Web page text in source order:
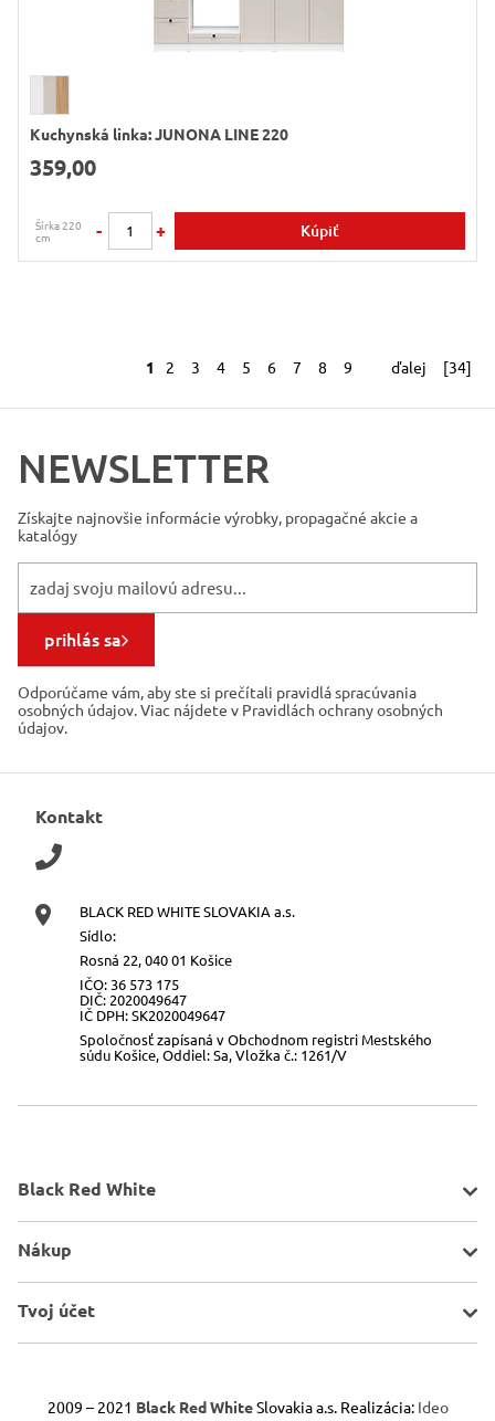
Kuchynská linka: JUNONA LINE 220
359,00
Šírka 220
cm
- + Kúpiť
1 2 3 4 5 6 7 8 9 ďalej [34]
NEWSLETTER
Získajte najnovšie informácie výrobky, propagačné akcie a
katalógy
prihlás sa
Odporúčame vám, aby ste si prečítali pravidlá spracúvania
osobných údajov. Viac nájdete v Pravidlách ochrany osobných
údajov.
Kontakt
BLACK RED WHITE SLOVAKIA a.s.
Sídlo:
Rosná 22, 040 01 Košice
IČO: 36 573 175
DIČ: 2020049647
IČ DPH: SK2020049647
Spoločnosť zapísaná v Obchodnom registri Mestského
súdu Košice, Oddiel: Sa, Vložka č.: 1261/V
Black Red White
Kontakt
Nákup
Všeobecné informácie
Odstúpenie od zmluvy
Tvoj účet
Reklamácie
2009 – 2021 Black Red WhiteSlovakia a.s. Realizácia: Ideo